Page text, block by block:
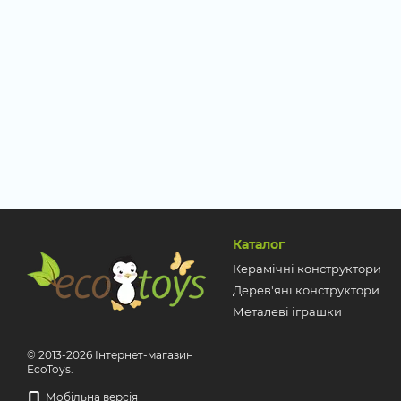
© 2013-2026 Інтернет-магазин
EcoToys.
Мобільна версія
Каталог
Керамічні конструктори
Дерев'яні конструктори
Металеві іграшки